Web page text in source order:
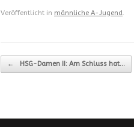
Veröffentlicht in männliche A-Jugend.
Beitragsnavigation
← HSG-Damen II: Am Schluss hat…